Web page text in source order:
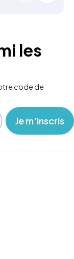
les
code de
‎ ‎ ‎ Je m'inscris ‎ ‎ ‎